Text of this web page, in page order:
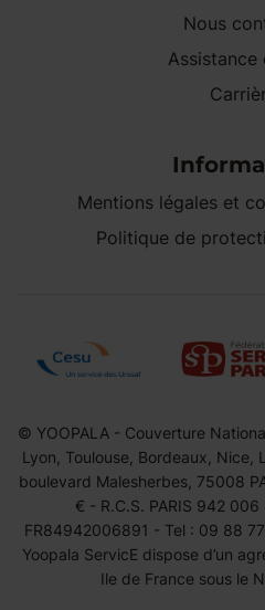
Nous
Assistance
Mentions légales et
Politique de
© YOOPALA - Couverture
Lyon, Toulouse, Bordeaux, Nice,
boulevard Malesherbes, 75008
€ - R.C.S. PARIS 942
FR84942006891 - Tel : 09 88
Yoopala ServicE dispose d’un
Ile de France sous le